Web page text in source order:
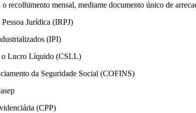
recolhimento mensal, mediante documento único de
Jurídica (IRPJ)
(IPI)
o Lucro Líquido (CSLL)
da Seguridade Social (COFINS)
(CPP)